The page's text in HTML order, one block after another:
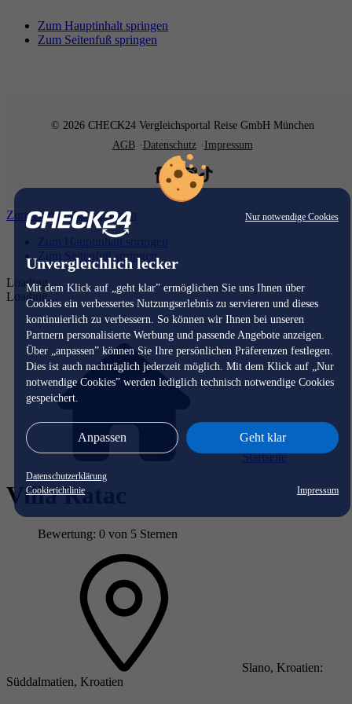
Nur notwendige Cookies
Unvergleichlich lecker
Mit dem Klick auf „geht klar” ermöglichen Sie uns Ihnen über
Cookies ein verbessertes Nutzungserlebnis zu servieren und dieses
kontinuierlich zu verbessern. So können wir Ihnen bei unseren
Partnern personalisierte Werbung und passende Angebote anzeigen.
Über „anpassen” können Sie Ihre persönlichen Präferenzen festlegen.
Dies ist auch nachträglich jederzeit möglich. Mit dem Klick auf „Nur
notwendige Cookies” werden lediglich technisch notwendige Cookies
gespeichert.
Anpassen Geht klar
Datenschutzerklärung
Cookierichtlinie
Impressum
Zum Hauptinhalt springen
Zum Seitenfuß springen
© 2026 CHECK24 Vergleichsportal Reise GmbH München
AGB
Datenschutz Impressum
Zum Hauptinhalt springen
Zum Hauptinhalt springen
Zum Seitenfuß springen
Loading...
Loading...
Startseite
Villa Ratac
Bewertung: 0 von 5 Sternen
Slano, Kroatien:
Süddalmatien, Kroatien